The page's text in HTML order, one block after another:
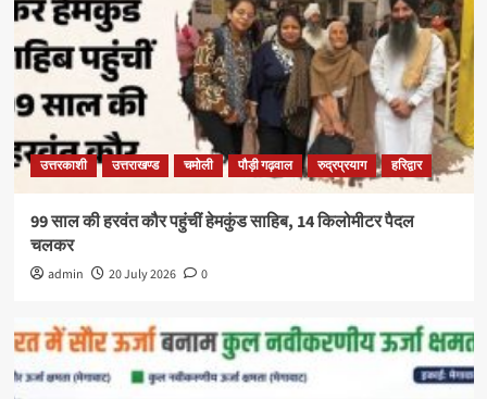
उत्तरकाशी उत्तराखण्ड चमोली पौड़ी गढ़वाल रुद्रप्रयाग हरिद्वार
99 साल की हरवंत कौर पहुंचीं हेमकुंड साहिब, 14 किलोमीटर पैदल
चलकर
admin 20 July 2026 0